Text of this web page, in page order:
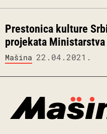
Prestonica kulture
projekata
Mašina 22.04.2021.